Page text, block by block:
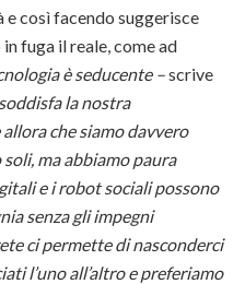
così facendo suggerisce
fuga il reale, come ad
è seducente –scrive
la nostra
che siamo davvero
ma abbiamo paura
e i robot sociali possono
senza gli impegni
ci permette di nasconderci
l’uno all’altro e preferiamo